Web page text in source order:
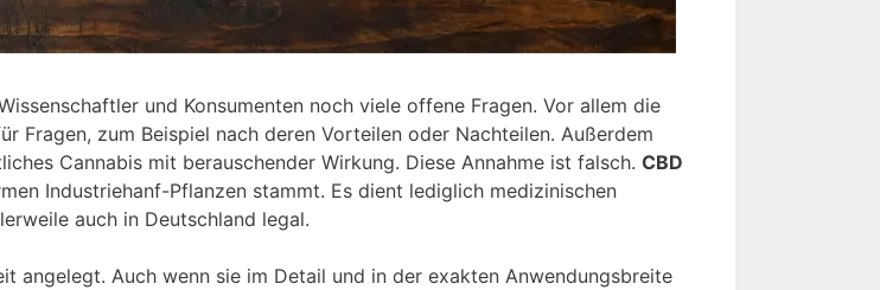
und Konsumenten noch viele offene Fragen. Vor allem die
Fragen, zum Beispiel nach deren Vorteilen oder Nachteilen. Außerdem
Cannabis mit berauschender Wirkung. Diese Annahme ist falsch. CBD
Industriehanf-Pflanzen stammt. Es dient lediglich medizinischen
auch in Deutschland legal.
angelegt. Auch wenn sie im Detail und in der exakten Anwendungsbreite